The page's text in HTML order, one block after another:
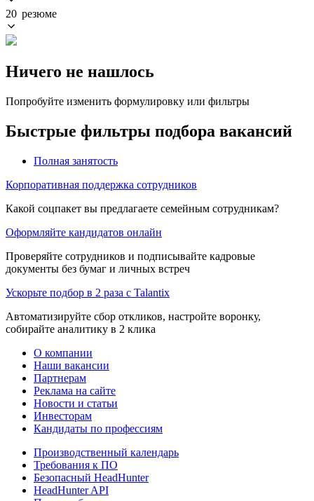
20 резюме
Ничего не нашлось
Попробуйте изменить формулировку или фильтры
Быстрые фильтры подбора вакансий
Полная занятость
Корпоративная поддержка сотрудников
Какой соцпакет вы предлагаете семейным сотрудникам?
Оформляйте кандидатов онлайн
Проверяйте сотрудников и подписывайте кадровые
документы без бумаг и личных встреч
Ускорьте подбор в 2 раза с Talantix
Автоматизируйте сбор откликов, настройте воронку,
собирайте аналитику в 2 клика
О компании
Наши вакансии
Партнерам
Реклама на сайте
Новости и статьи
Инвесторам
Кандидаты по профессиям
Производственный календарь
Требования к ПО
Безопасный HeadHunter
HeadHunter API